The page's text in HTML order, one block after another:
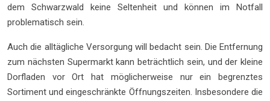
dem Schwarzwald keine Seltenheit und können im Notfall
problematisch sein.
Auch die alltägliche Versorgung will bedacht sein. Die Entfernung
zum nächsten Supermarkt kann beträchtlich sein, und der kleine
Dorfladen vor Ort hat möglicherweise nur ein begrenztes
Sortiment und eingeschränkte Öffnungszeiten. Insbesondere die